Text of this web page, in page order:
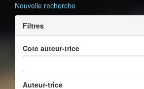
Nouvelle recherche
Filtres
Cote auteur-trice
Auteur-trice